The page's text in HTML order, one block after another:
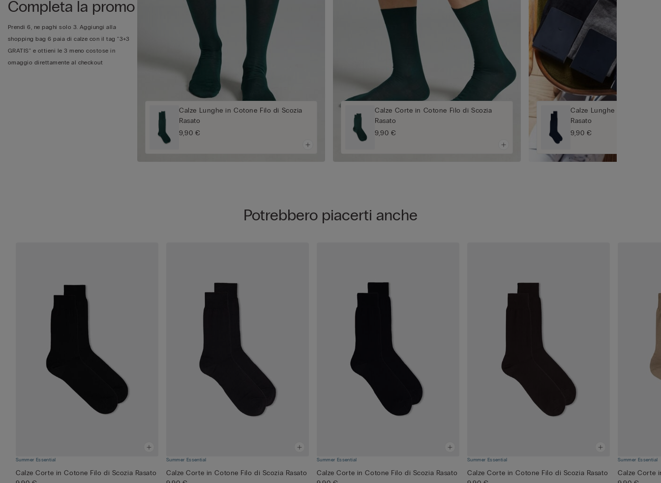
Completa la promo
Prendi 6, ne paghi solo 3. Aggiungi alla
shopping bag 6 paia di calze con il tag "3+3
GRATIS" e ottieni le 3 meno costose in
omaggio direttamente al checkout
Calze Lunghe in Cotone Filo di Scozia
Rasato
9,90 €
Calze Corte in Cotone Filo di Scozia
Rasato
9,90 €
Calze Lunghe in Cotone
Rasato
9,90 €
Potrebbero piacerti anche
Summer Essential
Calze Corte in Cotone Filo di Scozia Rasato
Summer Essential
Calze Corte in Cotone Filo di Scozia Rasato
Summer Essential
Calze Corte in Cotone Filo di Scozia Rasato
Summer Essential
Calze Corte in Cotone Filo di Scozia Rasato
Summer Essential
Calze Corte